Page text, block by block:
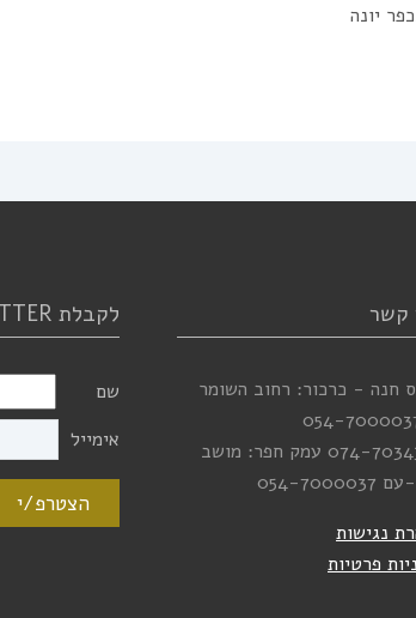
יונה
קשר
חנה - כרכור: רחוב השומר
054-
074- עמק חפר: מושב
עם 054-7000037
נגישות
פרטיות
לקבלת NEWSLETTER
שם
אימייל
הצטרפ/י